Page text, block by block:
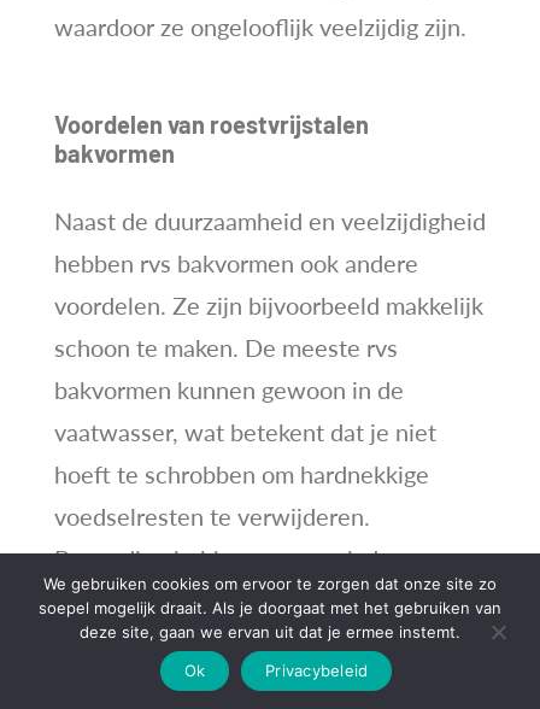
waardoor ze ongelooflijk veelzijdig zijn.
Voordelen van roestvrijstalen
bakvormen
Naast de duurzaamheid en veelzijdigheid
hebben rvs bakvormen ook andere
voordelen. Ze zijn bijvoorbeeld makkelijk
schoon te maken. De meeste rvs
bakvormen kunnen gewoon in de
vaatwasser, wat betekent dat je niet
hoeft te schrobben om hardnekkige
voedselresten te verwijderen.
Bovendien hebben ze een glad
oppervlak, waardoor ze minder snel
voedsel vasthouden dan andere soorten
bakvormen.
We gebruiken cookies om ervoor te zorgen dat onze site zo
soepel mogelijk draait. Als je doorgaat met het gebruiken van
deze site, gaan we ervan uit dat je ermee instemt.
Ok
Privacybeleid